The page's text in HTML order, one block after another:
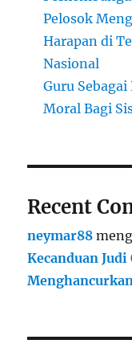
Pelosok
Harapan di
Nasional
Guru
Moral Bagi
Recent
neymar88
Kecanduan